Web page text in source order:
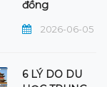
đồng
2026-06-05
6 LÝ DO DU